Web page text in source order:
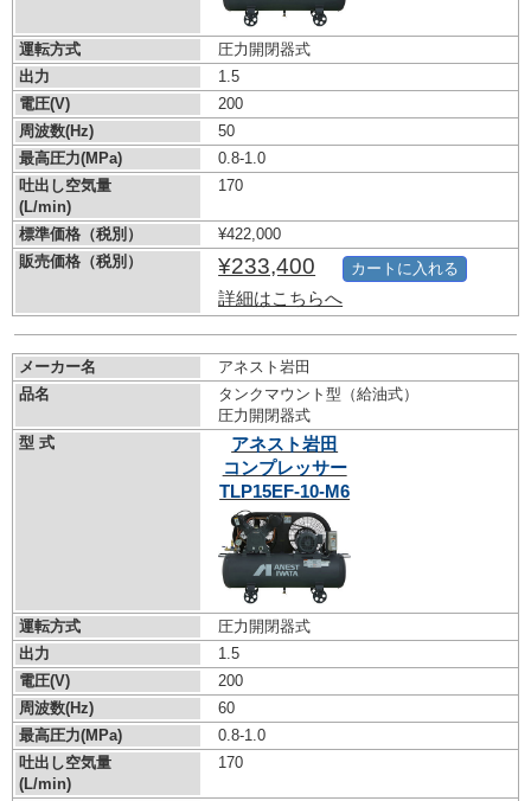
運転方式
圧力開閉器式
出力
1.5
電圧(V)
200
周波数(Hz)
50
最高圧力(MPa)
0.8-1.0
吐出し空気量
(L/min)
170
標準価格（税別）
¥422,000
販売価格（税別）
¥233,400
詳細はこちらへ
カートに入れる
メーカー名
アネスト岩田
品名
タンクマウント型（給油式）
圧力開閉器式
型 式
アネスト岩田
コンプレッサー
TLP15EF-10-M6
運転方式
圧力開閉器式
出力
1.5
電圧(V)
200
周波数(Hz)
60
最高圧力(MPa)
0.8-1.0
吐出し空気量
(L/min)
170